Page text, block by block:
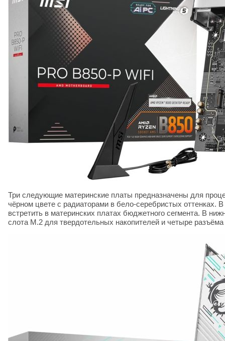
Три следующие материнские платы предназначены для
чёрном цвете с радиаторами в бело-серебристых оттенках.
встретить в материнских платах бюджетного сегмента. В
слота M.2 для твердотельных накопителей и четыре разъёма